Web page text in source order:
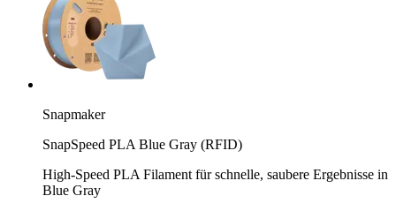
Snapmaker
SnapSpeed PLA Blue Gray (RFID)
High-Speed PLA Filament für schnelle, saubere Ergebnisse in
Blue Gray